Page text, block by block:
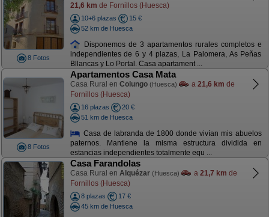
8 Fotos
21,6 km de Fornillos (Huesca)
10+6 plazas
15 €
52 km de Huesca
Disponemos de 3 apartamentos rurales completos e
independientes de 6 y 4 plazas, La Palomera, As Peñas
Bllancas y Lo Portal. Casa apartament ...
8 Fotos
Apartamentos Casa Mata
Casa Rural en Colungo (Huesca) a 21,6 km de
Fornillos (Huesca)
16 plazas
20 €
51 km de Huesca
Casa de labranda de 1800 donde vivían mis abuelos
paternos. Mantiene la misma estructura dividida en
estancias independientes totalmente equ ...
Casa Farandolas
Casa Rural en Alquézar (Huesca) a 21,7 km de
Fornillos (Huesca)
8 plazas
17 €
45 km de Huesca